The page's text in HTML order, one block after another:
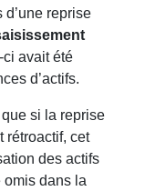
reprise
avait été
d’actifs.
que si la reprise
rétroactif, cet
des actifs
omis dans la